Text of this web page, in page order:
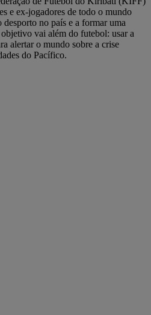
e ex-jogadores de todo o mundo
no país e a formar uma
vai além do futebol: usar a
alertar o mundo sobre a crise
do Pacífico.